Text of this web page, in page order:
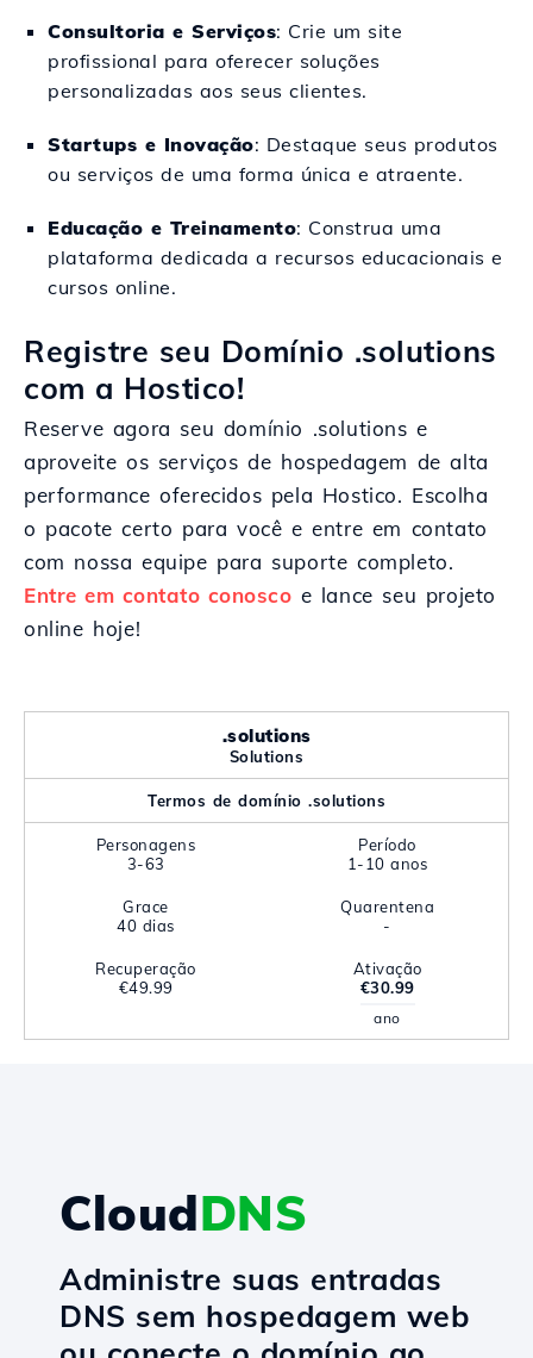
Consultoria e Serviços: Crie um site
profissional para oferecer soluções
personalizadas aos seus clientes.
Startups e Inovação: Destaque seus produtos
ou serviços de uma forma única e atraente.
Educação e Treinamento: Construa uma
plataforma dedicada a recursos educacionais e
cursos online.
Registre seu Domínio .solutions
com a Hostico!
Reserve agora seu domínio .solutions e
aproveite os serviços de hospedagem de alta
performance oferecidos pela Hostico. Escolha
o pacote certo para você e entre em contato
com nossa equipe para suporte completo.
Entre em contato conosco e lance seu projeto
online hoje!
.solutions
Solutions
Termos de domínio .solutions
Personagens
3-63
Período
1-10 anos
Grace
40 dias
Quarentena
-
Recuperação
€49.99
Ativação
€30.99
ano
CloudDNS
Administre suas entradas
DNS sem hospedagem web